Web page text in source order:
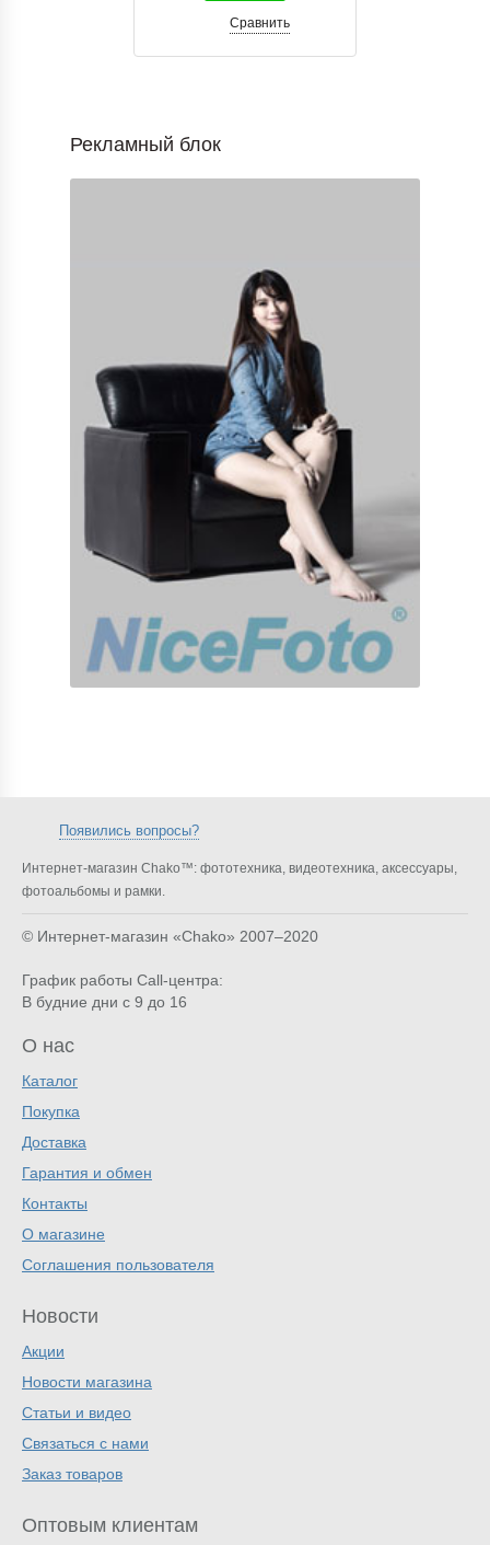
Сравнить
Рекламный блок
Появились вопросы?
Интернет-магазин Chako™: фототехника, видеотехника, аксессуары,
фотоальбомы и рамки.
© Интернет-магазин «Chako» 2007–2020
График работы Call-центра:
В будние дни с 9 до 16
О нас
Каталог
Покупка
Доставка
Гарантия и обмен
Контакты
О магазине
Соглашения пользователя
Новости
Акции
Новости магазина
Статьи и видео
Связаться с нами
Заказ товаров
Оптовым клиентам